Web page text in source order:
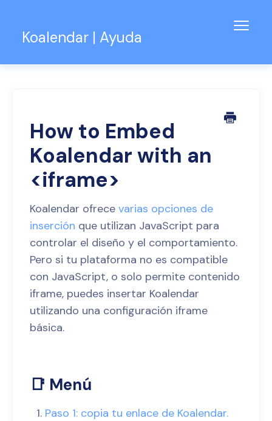
Koalendar | Ayuda
Contacto
How to Embed
Koalendar with an
<iframe>
Koalendar ofrece varias opciones de
inserción que utilizan JavaScript para
controlar el diseño y el comportamiento.
Pero si tu plataforma no es compatible
con JavaScript, o solo permite contenido
iframe, puedes insertar Koalendar
utilizando una configuración iframe
básica.
📑 Menú
Paso 1: copia tu enlace de Koalendar.